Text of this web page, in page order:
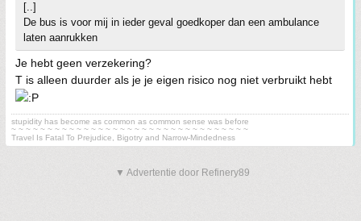
[..]
De bus is voor mij in ieder geval goedkoper dan een ambulance
laten aanrukken
Je hebt geen verzekering?
T is alleen duurder als je je eigen risico nog niet verbruikt hebt
stupidity has become as common as common sense was before
~ ~ ~ ~ ~ ~ ~ ~ ~ ~ ~ ~ ~ ~ ~ ~ ~ ~ ~ ~ ~ ~ ~ ~ ~ ~ ~ ~ ~ ~ ~ ~ ~
Travel Is Fatal To Prejudice, Bigotry and Narrow-Mindedness
▼ Advertentie door Refinery89